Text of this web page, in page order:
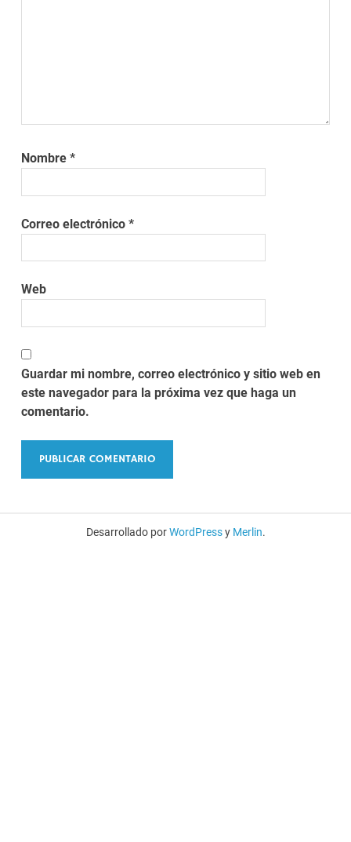
Nombre*
Correo electrónico*
Web
Guardar mi nombre, correo electrónico y sitio web en
este navegador para la próxima vez que haga un
comentario.
Desarrollado porWordPressy Merlin.